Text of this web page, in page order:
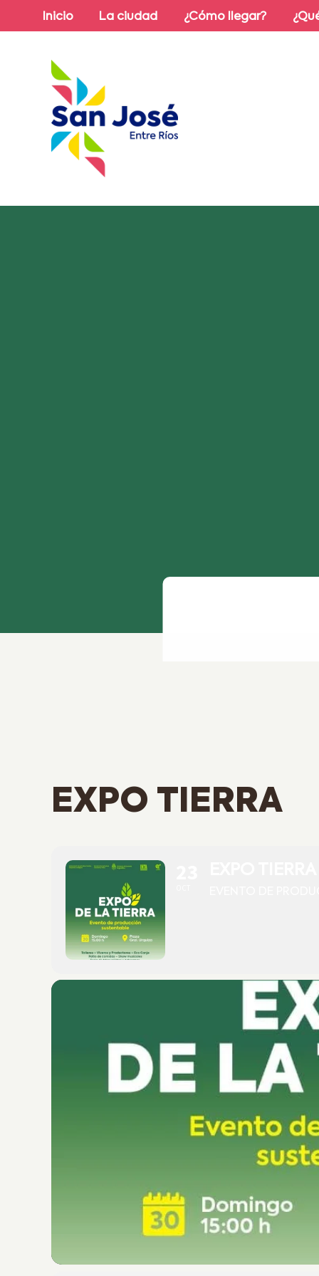
Inicio La ciudad ¿Cómo llegar?
EXPO TIERRA